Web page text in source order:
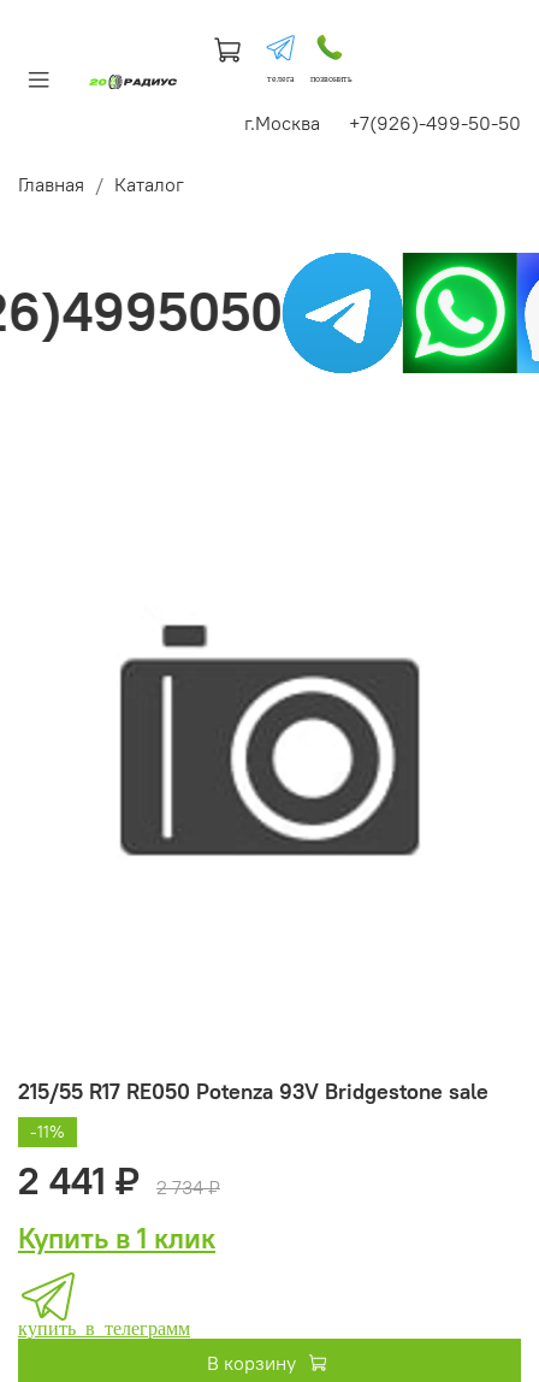
телега позвонить
г.Москва +7(926)-499-50-50
Главная Каталог
215/55 R17 RE050 Potenza 93V Bridgestone sale
-11%
2 441 ₽ 2 734 ₽
Купить в 1 клик
купить в телеграмм
В корзину